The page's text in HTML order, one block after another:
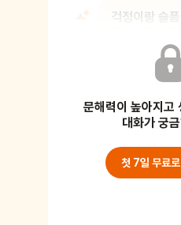
걱정이랑 슬
함께 가기로
아마도 걱정이와 슬픔
이해하게 되었기 때문
문해력이 높아지고
대화가 궁
첫 7일 무료로